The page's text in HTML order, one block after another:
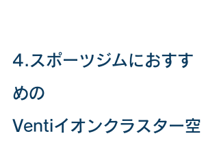
4.スポーツジムにおすす
めの
Ventiイオンクラスター空